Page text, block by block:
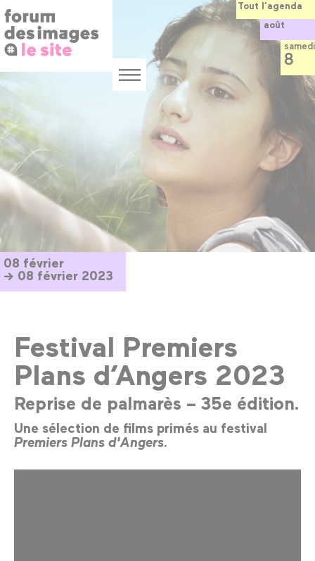
au
contenu
principal
Menu
08 février
→ 08 février 2023
Festival Premiers
Plans d’Angers 2023
Reprise de palmarès – 35e édition.
Une sélection de films primés au festival
Premiers Plans d'Angers.
Tout l’agenda
août
samedi
8